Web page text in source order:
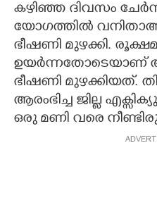
കഴി‌ഞ്ഞ ദിവസം ചേർന്ന
യോഗത്തിൽ
ഭീഷണി മുഴക്കി.
ഉയർന്നതോടെയാണ്
ഭീഷണി മുഴക്കിയത്.
ആരംഭിച്ച ജില്ല
ഒരു മണി വരെ